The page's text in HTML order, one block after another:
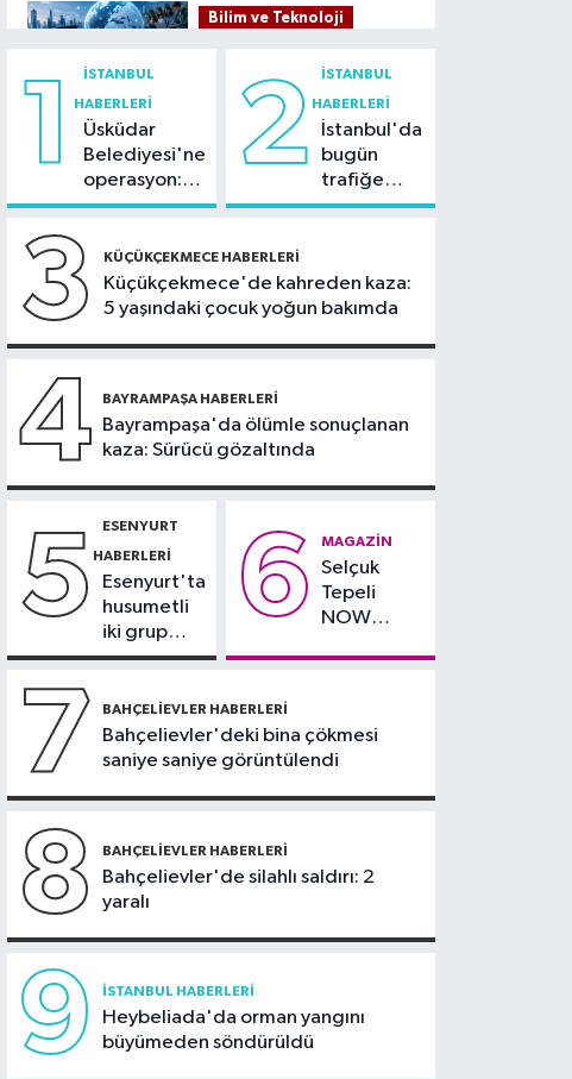
Bilim ve Teknoloji
bireylerin oranı yüzde
92,3 oldu
Bilim ve Teknoloji
21:235G abone sayısı
4 ayda 44,5 milyona
Kültür Sanat
21:21Esenler
Belediyesi vatandaşları
yazlık sinemada
21:17"Karaciğerim
yağlı" demeyin,
önlemini alın
1 İSTANBUL
HABERLERI
Üsküdar
Belediyesi'ne
operasyon:
Sinem
tutuklama
talebi
2 İSTANBUL
HABERLERI
İstanbul'da
bugün
trafiğe
dikkat:
bazı yollar
kapatılacak
3 KÜÇÜKÇEKMECE HABERLERI
Küçükçekmece'de kahreden kaza:
5 yaşındaki çocuk yoğun bakımda
4 BAYRAMPAŞA HABERLERI
Bayrampaşa'da ölümle sonuçlanan
kaza: Sürücü gözaltında
5 ESENYURT
HABERLERI
Esenyurt'ta
husumetli
iki grup
arasında
kavga
6 MAGAZIN
Selçuk
Tepeli
NOW
7 BAHÇELIEVLER HABERLERI
Bahçelievler'deki bina çökmesi
saniye saniye görüntülendi
8 BAHÇELIEVLER HABERLERI
Bahçelievler'de silahlı saldırı: 2
yaralı
9 İSTANBUL HABERLERI
Heybeliada'da orman yangını
büyümeden söndürüldü